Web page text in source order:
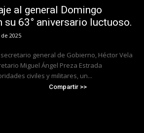
al general Domingo
su 63° aniversario luctuoso.
2025
general de Gobierno, Héctor Vela
Miguel Ángel Preza Estrada
civiles y militares, un...
Compartir >>